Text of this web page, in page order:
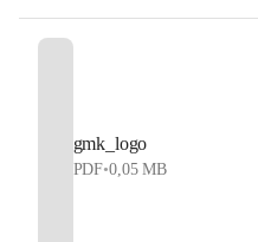
gmk_logo
PDF•0,05 MB